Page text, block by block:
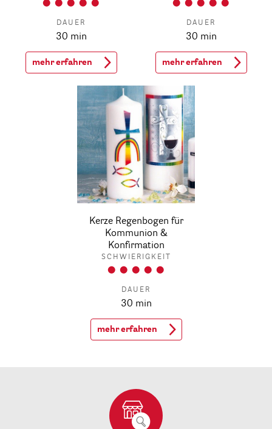
DAUER
30 min
mehr erfahren
DAUER
30 min
mehr erfahren
Kerze Regenbogen für
Kommunion &
Konfirmation
SCHWIERIGKEIT
DAUER
30 min
mehr erfahren